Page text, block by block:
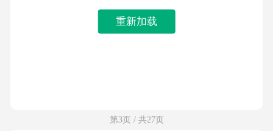
重新加载
第3页 / 共27页